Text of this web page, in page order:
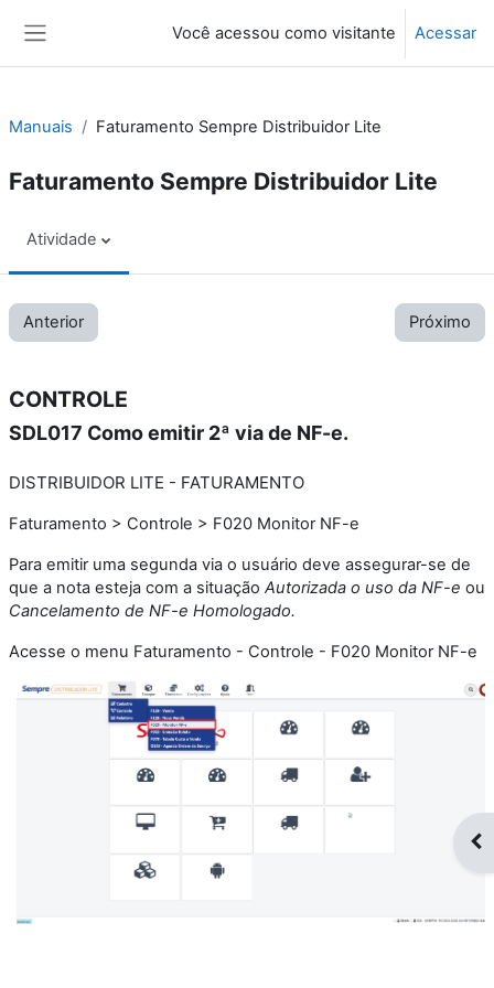
Você acessou como visitante Acessar
Manuais Faturamento Sempre Distribuidor Lite
Faturamento Sempre Distribuidor Lite
Atividade
Anterior Próximo
CONTROLE
SDL017 Como emitir 2ª via de NF-e.
DISTRIBUIDOR LITE - FATURAMENTO
Faturamento > Controle > F020 Monitor NF-e
Para emitir uma segunda via o usuário deve assegurar-se de
que a nota esteja com a situação Autorizada o uso da NF-e ou
Cancelamento de NF-e Homologado.
Acesse o menu Faturamento - Controle - F020 Monitor NF-e